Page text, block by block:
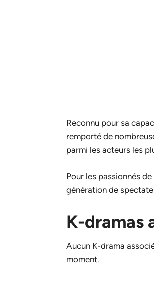
Reconnu pour sa
remporté de
parmi les acteurs les
Pour les passionnés
génération de
K-dramas
Aucun K-drama
moment.